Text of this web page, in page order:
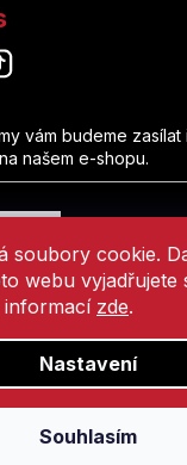
soubory cookie.
webu vyjadřujete
informací zde.
Nastavení
Souhlasím
vám budeme
našem e-shopu.
s
osobních údajů
Point. Všechna